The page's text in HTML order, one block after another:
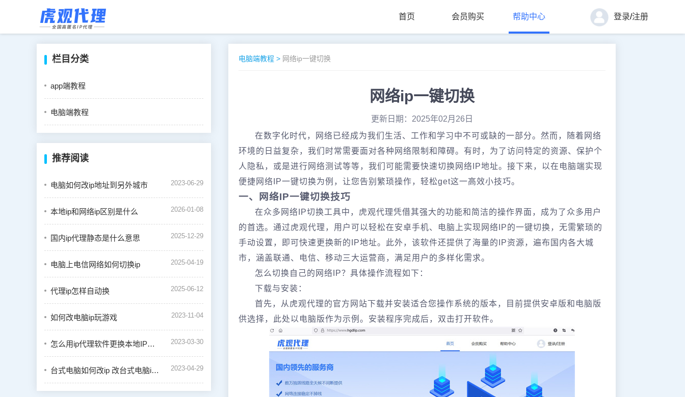
首页 会员购买 帮助中心 登录/注册
栏目分类
app端教程
电脑端教程
推荐阅读
电脑如何改ip地址到另外城市 2023-06-29
本地ip和网络ip区别是什么 2026-01-08
国内ip代理静态是什么意思 2025-12-29
电脑上电信网络如何切换ip 2025-04-19
代理ip怎样自动换 2025-06-12
如何改电脑ip玩游戏 2023-11-04
怎么用ip代理软件更换本地IP地址 2023-03-30
台式电脑如何改ip 改台式电脑ip地址方法 2023-04-29
电脑端教程 > 网络ip一键切换
网络ip一键切换
更新日期：2025年02月26日
在数字化时代，网络已经成为我们生活、工作和学习中不可或缺的一部分。然而，随着网络
环境的日益复杂，我们时常需要面对各种网络限制和障碍。有时，为了访问特定的资源、保护个
人隐私，或是进行网络测试等等，我们可能需要快速切换网络IP地址。接下来，以在电脑端实现
便捷网络IP一键切换为例，让您告别繁琐操作，轻松get这一高效小技巧。
一、网络IP一键切换技巧
在众多网络IP切换工具中，虎观代理凭借其强大的功能和简洁的操作界面，成为了众多用户
的首选。通过虎观代理，用户可以轻松在安卓手机、电脑上实现网络IP的一键切换，无需繁琐的
手动设置，即可快速更换新的IP地址。此外，该软件还提供了海量的IP资源，遍布国内各大城
市，涵盖联通、电信、移动三大运营商，满足用户的多样化需求‌。
怎么切换自己的网络IP？具体操作流程如下：
下载与安装：
首先，从虎观代理的官方网站下载并安装适合您操作系统的版本，目前提供安卓版和电脑版
供选择，此处以电脑版作为示例。安装程序完成后，双击打开软件。